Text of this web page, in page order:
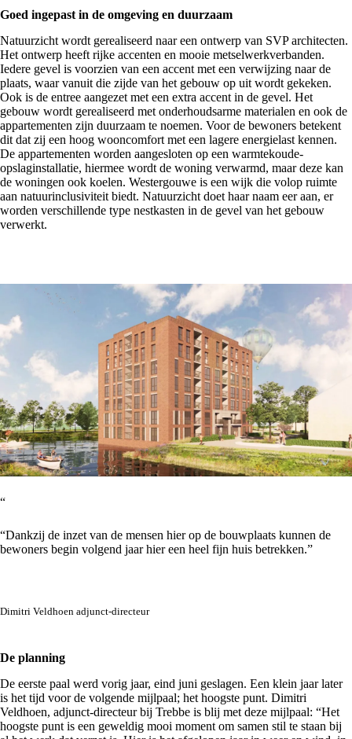
Goed ingepast in de omgeving en duurzaam
Natuurzicht wordt gerealiseerd naar een ontwerp van SVP architecten.
Het ontwerp heeft rijke accenten en mooie metselwerkverbanden.
Iedere gevel is voorzien van een accent met een verwijzing naar de
plaats, waar vanuit die zijde van het gebouw op uit wordt gekeken.
Ook is de entree aangezet met een extra accent in de gevel. Het
gebouw wordt gerealiseerd met onderhoudsarme materialen en ook de
appartementen zijn duurzaam te noemen. Voor de bewoners betekent
dit dat zij een hoog wooncomfort met een lagere energielast kennen.
De appartementen worden aangesloten op een warmtekoude-
opslaginstallatie, hiermee wordt de woning verwarmd, maar deze kan
de woningen ook koelen. Westergouwe is een wijk die volop ruimte
aan natuurinclusiviteit biedt. Natuurzicht doet haar naam eer aan, er
worden verschillende type nestkasten in de gevel van het gebouw
verwerkt.
“
“Dankzij de inzet van de mensen hier op de bouwplaats kunnen de
bewoners begin volgend jaar hier een heel fijn huis betrekken.”
Dimitri Veldhoen adjunct-directeur
De planning
De eerste paal werd vorig jaar, eind juni geslagen. Een klein jaar later
is het tijd voor de volgende mijlpaal; het hoogste punt. Dimitri
Veldhoen, adjunct-directeur bij Trebbe is blij met deze mijlpaal: “Het
hoogste punt is een geweldig mooi moment om samen stil te staan bij